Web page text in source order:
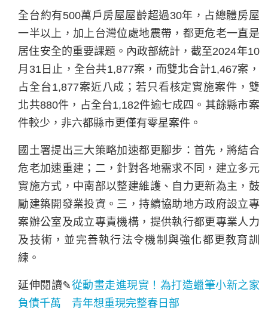
全台約有500萬戶房屋屋齡超過30年，占總體房屋
一半以上，加上台灣位處地震帶，都更危老一直是
居住安全的重要課題。內政部統計，截至2024年10
月31日止，全台共1,877案，而雙北合計1,467案，
占全台1,877案近八成；若只看核定實施案件，雙
北共880件，占全台1,182件逾七成四。其餘縣市案
件較少，非六都縣市更僅有零星案件。
國土署提出三大策略加速都更腳步：首先，將結合
危老加速重建；二，針對各地需求不同，建立多元
實施方式，中南部以整建維護、自力更新為主，鼓
勵建築開發業投資。三，持續協助地方政府設立專
案辦公室及成立專責機構，提供執行都更專業人力
及技術，並完善執行法令機制與強化都更教育訓
練。
延伸閱讀✎從動畫走進現實！為打造蠟筆小新之家
負債千萬 青年想重現完整春日部